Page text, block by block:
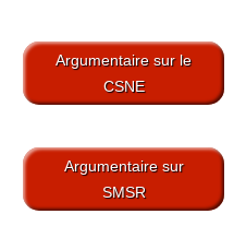
Argumentaire sur le
CSNE
Argumentaire sur
SMSR